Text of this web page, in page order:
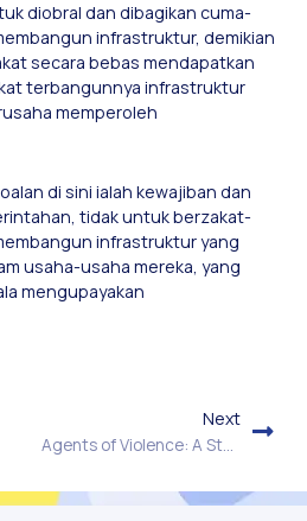
diobral dan dibagikan cuma-
infrastruktur, demikian
secara bebas mendapatkan
terbangunnya infrastruktur
memperoleh
di sini ialah kewajiban dan
tidak untuk berzakat-
infrastruktur yang
usaha-usaha mereka, yang
mengupayakan
Next
Agents of Violence: A Study on Civilian Groups in Yogyakarta